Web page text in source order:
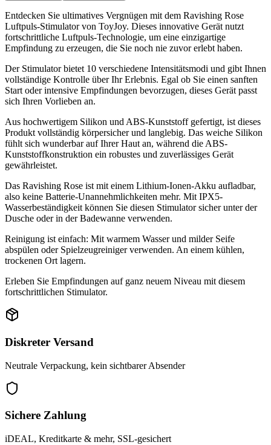
Entdecken Sie ultimatives Vergnügen mit dem Ravishing Rose
Luftpuls-Stimulator von ToyJoy. Dieses innovative Gerät nutzt
fortschrittliche Luftpuls-Technologie, um eine einzigartige
Empfindung zu erzeugen, die Sie noch nie zuvor erlebt haben.
Der Stimulator bietet 10 verschiedene Intensitätsmodi und gibt Ihnen
vollständige Kontrolle über Ihr Erlebnis. Egal ob Sie einen sanften
Start oder intensive Empfindungen bevorzugen, dieses Gerät passt
sich Ihren Vorlieben an.
Aus hochwertigem Silikon und ABS-Kunststoff gefertigt, ist dieses
Produkt vollständig körpersicher und langlebig. Das weiche Silikon
fühlt sich wunderbar auf Ihrer Haut an, während die ABS-
Kunststoffkonstruktion ein robustes und zuverlässiges Gerät
gewährleistet.
Das Ravishing Rose ist mit einem Lithium-Ionen-Akku aufladbar,
also keine Batterie-Unannehmlichkeiten mehr. Mit IPX5-
Wasserbeständigkeit können Sie diesen Stimulator sicher unter der
Dusche oder in der Badewanne verwenden.
Reinigung ist einfach: Mit warmem Wasser und milder Seife
abspülen oder Spielzeugreiniger verwenden. An einem kühlen,
trockenen Ort lagern.
Erleben Sie Empfindungen auf ganz neuem Niveau mit diesem
fortschrittlichen Stimulator.
Diskreter Versand
Neutrale Verpackung, kein sichtbarer Absender
Sichere Zahlung
iDEAL, Kreditkarte & mehr, SSL-gesichert